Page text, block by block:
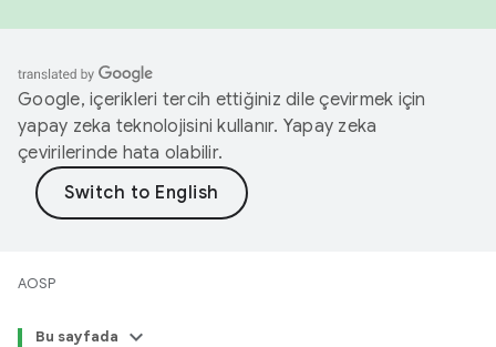
Google, içerikleri tercih ettiğiniz dile çevirmek için
yapay zeka teknolojisini kullanır. Yapay zeka
çevirilerinde hata olabilir.
AOSP
Bu sayfada